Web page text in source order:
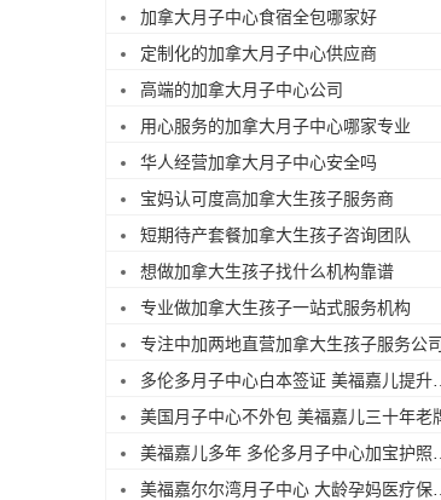
加拿大月子中心食宿全包哪家好
定制化的加拿大月子中心供应商
高端的加拿大月子中心公司
用心服务的加拿大月子中心哪家专业
华人经营加拿大月子中心安全吗
宝妈认可度高加拿大生孩子服务商
短期待产套餐加拿大生孩子咨询团队
想做加拿大生孩子找什么机构靠谱
专业做加拿大生孩子一站式服务机构
专注中加两地直营加拿大生孩子服务公司
多伦多月子中心白本签证 美福嘉儿提升过签
美国月子中心不外包 美福嘉儿三十年老
美福嘉儿多年 多伦多月子中心加宝护照续签
美福嘉尔尔湾月子中心 大龄孕妈医疗保障足